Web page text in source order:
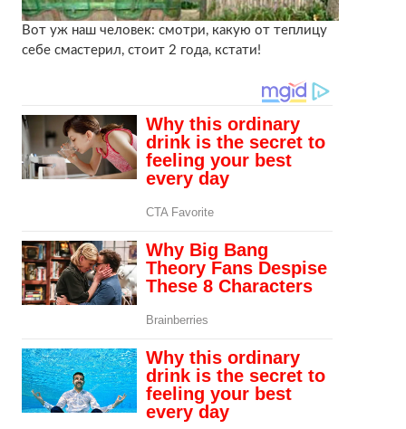
Вот уж наш человек: смотри, какую от теплицу
себе смастерил, стоит 2 года, кстати!